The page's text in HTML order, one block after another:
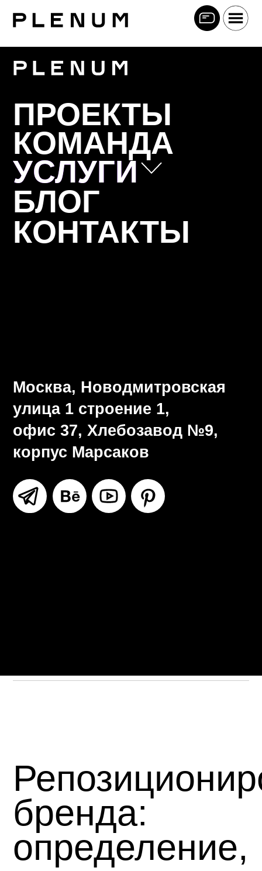
ПРОЕКТЫ
КОМАНДА
УСЛУГИ
УСЛУГИ
БЛОГ
КОНТАКТЫ
Москва, Новодмитровская
улица 1 строение 1,
офис 37, Хлебозавод №9,
корпус Марсаков
Позиционирование
Коммуникационная стратегия
бренда:
определение,